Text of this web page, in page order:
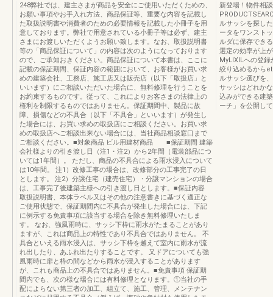
248弊社では、建主さまが商品を安全にご使用いただくための、
お願い事項やお手入れ方法、商品保証等、重要な内容を記載し
た取扱説明書や消費者のための必要情報を記載した小冊子を用
意しております。弊社で用意されている小冊子等は必ず、建主
さまにお渡しいただくようお願い致します。なお、取扱説明書
等の「商品保証について」の内容は次のようになっております
ので、ご承知おきください。商品保証について本書は、ここに
記載の保証期間、保証内容の範囲において、お客様がお買い求
めの建築会社、工務店、施工店又は販売店（以下「取扱店」と
いいます）にご相談いただいた場合に、無料修理を行うことを
お約束するものです。従って、これによりお客さまの法律上の
権利を制限するものではありません。保証期間中、製品に故
障、損傷などの不具合（以下「不具合」といいます）が発生し
た場合には、お買い求めの取扱店にご相談ください。お買い求
めの取扱店へご相談出来ない場合には、当社商品相談窓口まで
ご相談ください。■対象商品 ビル用建材商品 ■保証期間 建築
会社様よりの引き渡し日（注1・注2）から2年間（電装部品につ
いては1年間）。 ただし、商品の不具合による雨水浸入について
は10年間。 注1）改修工事の場合は、改修部分の工事完了の日
とします。 注2）分譲住宅（建売住宅）・分譲マンションの場合
は、工事完了後建築主様への引き渡し日とします。■保証内容
取扱説明書、本体ラベル又はその他の注意書きに基づく適正な
ご使用状態で、保証期間内に不具合が発生した場合には、下記
に例示する免責事項に該当する場合を除き無料修理いたしま
す。 なお、強風雨時に、サッシ下枠に雨水がたまることがあり
ますが、これは商品上の特性であり不具合ではありません。 不
具合といえる雨水浸入は、サッシ下枠を越えて室内に雨水が流
れ出したり、あふれ出たりすることです。 又ドアについても強
風雨時に扉と枠の間などから雨水が浸入することがあります
が、これも商品上の不具合ではありません。■免責事項 保証期
間内でも、次の様な場合には有料修理となります。①当社の手
配によらない第三者の加工、組立て、施工、管理、メンテナン
新登場！物件相
ルサッシを探し
ータをワンスト
ルダに保存でき
選定の効率が上
MyLIXILへの登
絞り込めるから
ルサッシ選びを
サッシはどれか
込みができる建
ーチ」を公開し